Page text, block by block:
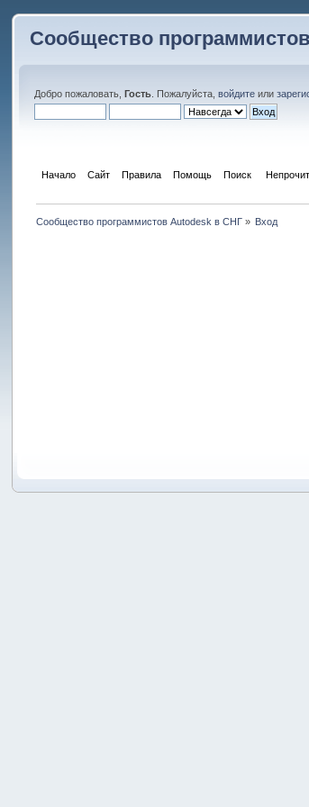
Сообщество
Добро пожаловать,Гость . Пожалуйста,войдите или
Начало Сайт Правила Помощь Поиск
Сообщество программистов Autodesk в СНГ» Вход